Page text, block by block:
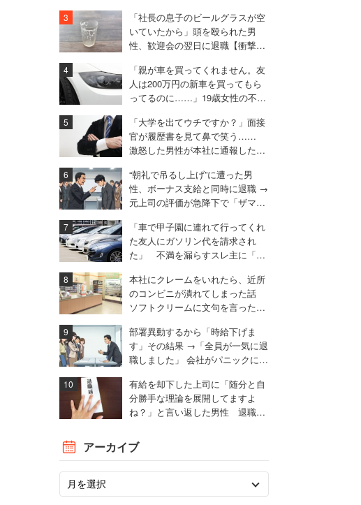
「社長の息子のビールグラスが空
いていたから」頭を殴られた男
性、歓迎会の翌日に退職【衝撃エ
「親が車を買ってくれません。友
人は200万円の新車を買ってもら
ってるのに……」19歳女性の不満
「大学を出てウチですか？」面接
官が履歴書を見て鼻で笑う……
激怒した男性が本社に通報した結
“朝礼で吊るし上げ”に遭った男
性、ボーナス支給と同時に退職 →
元上司の評価が急降下で「ザマア
「車で甲子園に連れて行ってくれ
た友人にガソリン代を請求され
た」 不満を漏らすスレ主に「言
本社にクレームをいれたら、近所
のコンビニが潰れてしまった話
ソフトクリームに文句を言ったと
部署異動するから「時給下げま
す」その結果 →「全員が一気に退
職しました」 会社がパニックに陥
有給を却下した上司に「随分と自
分勝手な理論を展開してますよ
ね？」と言い返した男性 退職届
アーカイブ